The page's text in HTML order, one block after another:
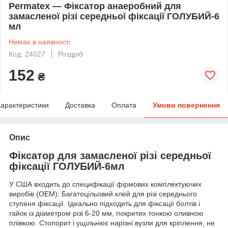
Permatex — Фіксатор анаеробний для
замасленої різі середньої фіксації ГОЛУБИЙ-6
мл
Немає в наявності
Код: 24027
Роздріб
152 ₴
Доставка Оплата Умови повернення
Опис
Фіксатор для замасленої різі середньої
фіксації ГОЛУБИЙ-6мл
У США входить до специфікації фірмових комплектуючих
виробів (OEM). Багатоцільовий клей для різі середнього
ступеня фіксації. Ідеально підходить для фіксації болтів і
гайок із діаметром різі 6-20 мм, покритих тонкою оливною
плівкою. Стопорит і ущільнює нарізні вузли для кріплення, не